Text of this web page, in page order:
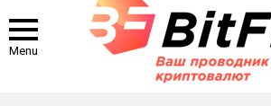
Menu